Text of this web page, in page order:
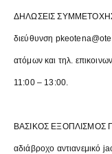
ΔΗΛΩΣΕΙΣ ΣΥΜΜΕΤΟΧΗΣ
διεύθυνση
ατόμων και τηλ.
11:00 – 13:00.
ΒΑΣΙΚΟΣ ΕΞΟΠΛΙΣΜΟΣ
αδιάβροχο αντιανεμικό